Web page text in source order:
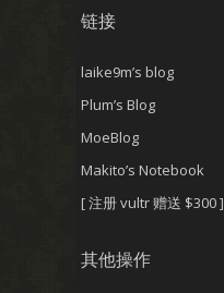
链接
laike9m’s blog
Plum’s Blog
MoeBlog
Makito’s Notebook
[ 注册 vultr 赠送 $300 ]
其他操作